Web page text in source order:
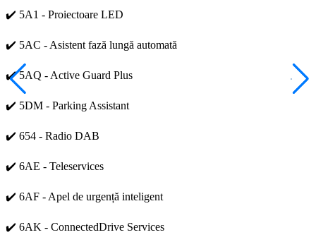
✔️ 5A1 - Proiectoare LED
✔️ 5AC - Asistent fază lungă automată
✔️ 5AQ - Active Guard Plus
✔️ 5DM - Parking Assistant
✔️ 654 - Radio DAB
✔️ 6AE - Teleservices
✔️ 6AF - Apel de urgență inteligent
✔️ 6AK - ConnectedDrive Services